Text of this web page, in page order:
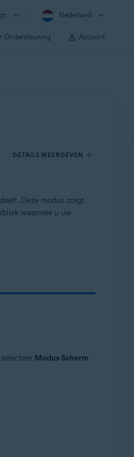
Nederland
Ondersteuning Account
DETAILS WEERGEVEN
Deze modus zorgt
waarmee u uw
Modus Scherm